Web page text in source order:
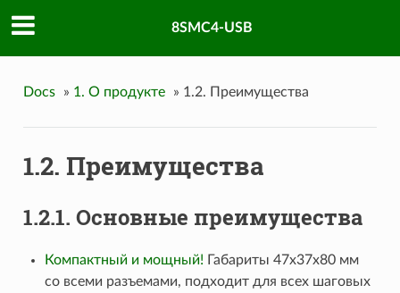
8SMC4-USB
Docs » 1. О продукте » 1.2. Преимущества
1.2. Преимущества
1.2.1. Основные преимущества
Компактный и мощный! Габариты 47x37x80 мм
со всеми разъемами, подходит для всех шаговых